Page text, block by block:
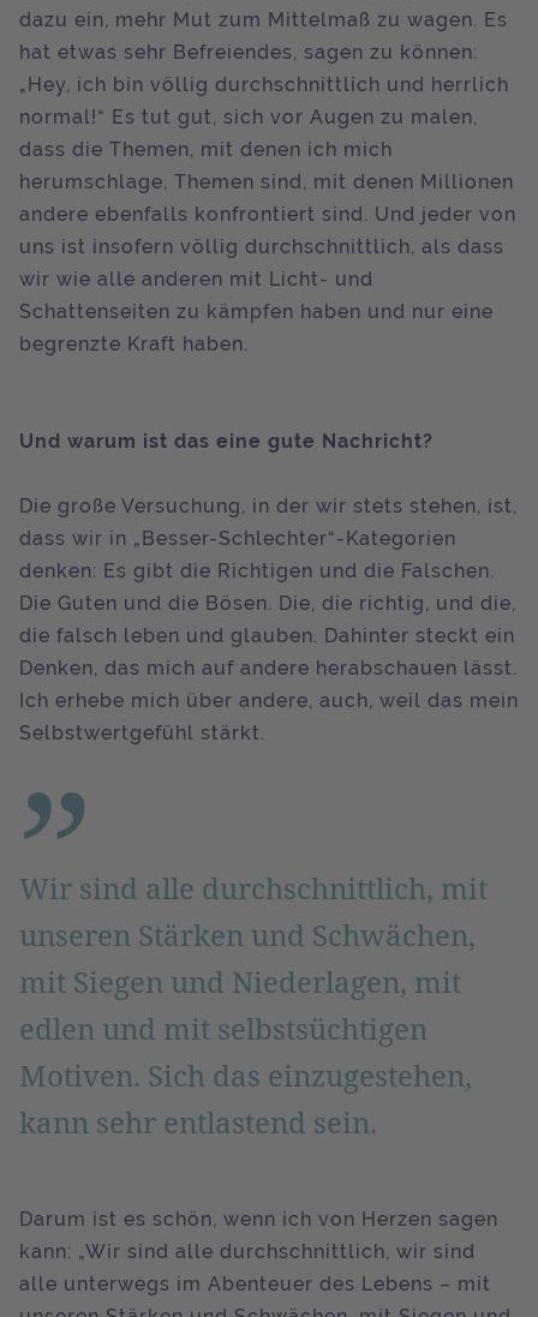
dazu ein, mehr Mut zum Mittelmaß zu wagen. Es
hat etwas sehr Befreiendes, sagen zu können:
„Hey, ich bin völlig durchschnittlich und herrlich
normal!“ Es tut gut, sich vor Augen zu malen,
dass die Themen, mit denen ich mich
herumschlage, Themen sind, mit denen Millionen
andere ebenfalls konfrontiert sind. Und jeder von
uns ist insofern völlig durchschnittlich, als dass
wir wie alle anderen mit Licht- und
Schattenseiten zu kämpfen haben und nur eine
begrenzte Kraft haben.
Und warum ist das eine gute Nachricht?
Die große Versuchung, in der wir stets stehen, ist,
dass wir in „Besser-Schlechter“-Kategorien
denken: Es gibt die Richtigen und die Falschen.
Die Guten und die Bösen. Die, die richtig, und die,
die falsch leben und glauben. Dahinter steckt ein
Denken, das mich auf andere herabschauen lässt.
Ich erhebe mich über andere, auch, weil das mein
Selbstwertgefühl stärkt.
Wir sind alle durchschnittlich, mit
unseren Stärken und Schwächen,
mit Siegen und Niederlagen, mit
edlen und mit selbstsüchtigen
Motiven. Sich das einzugestehen,
kann sehr entlastend sein.
Darum ist es schön, wenn ich von Herzen sagen
kann: „Wir sind alle durchschnittlich, wir sind
alle unterwegs im Abenteuer des Lebens – mit